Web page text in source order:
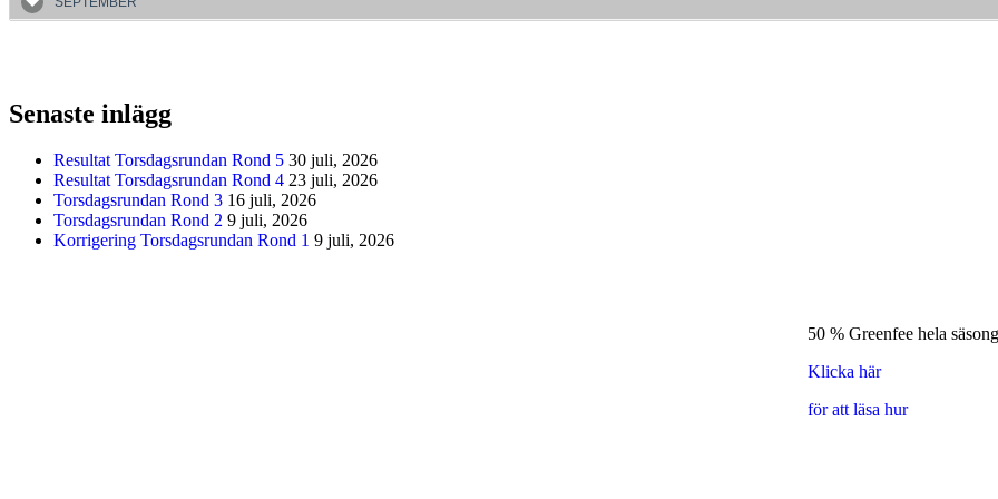
Senaste inlägg
Resultat Torsdagsrundan Rond 5 30 juli, 2026
Resultat Torsdagsrundan Rond 4 23 juli, 2026
Torsdagsrundan Rond 3 16 juli, 2026
Torsdagsrundan Rond 2 9 juli, 2026
Korrigering Torsdagsrundan Rond 1 9 juli, 2026
50 % Greenfee hela
Klicka här
för att läsa hur